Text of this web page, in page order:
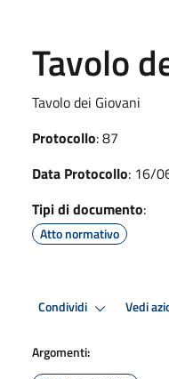
Tavolo
Tavolo dei Giovani
Protocollo: 87
Data Protocollo: 16/
Tipi di documento:
Atto normativo
Condividi Vedi
Argomenti: